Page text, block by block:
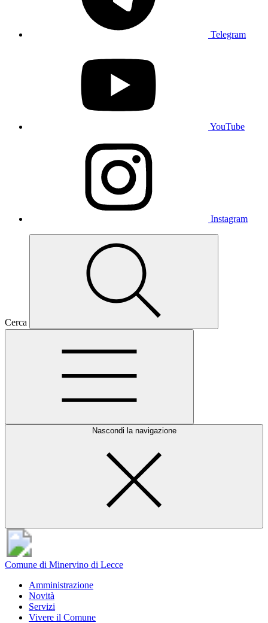
Telegram
YouTube
Instagram
Cerca
Nascondi la navigazione
Comune di Minervino di Lecce
Amministrazione
Novità
Servizi
Vivere il Comune